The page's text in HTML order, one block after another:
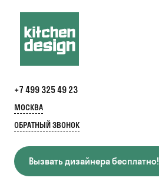
+7 499 325 49 23
МОСКВА
ОБРАТНЫЙ ЗВОНОК
Вызвать дизайнера бесплатно!